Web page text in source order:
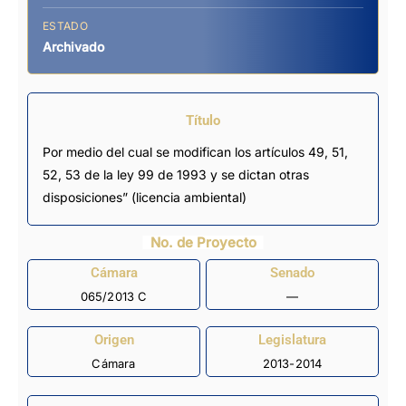
ESTADO
Archivado
Título
Por medio del cual se modifican los artículos 49, 51,
52, 53 de la ley 99 de 1993 y se dictan otras
disposiciones” (licencia ambiental)
No. de Proyecto
Cámara
065/2013 C
Senado
—
Origen
Cámara
Legislatura
2013-2014